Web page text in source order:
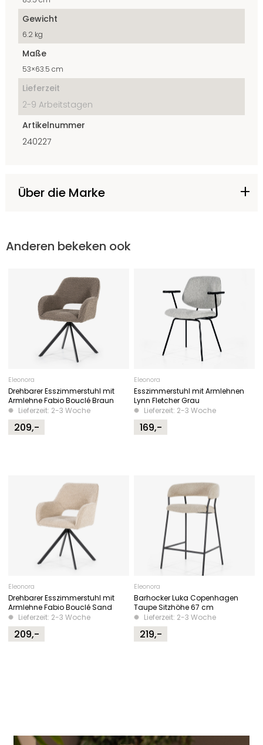
Gewicht
6.2 kg
Maße
53×63.5 cm
Lieferzeit
2-9 Arbeitstagen
Artikelnummer
240227
Über die Marke
Anderen bekeken ook
Eleonora
Drehbarer Esszimmerstuhl mit
Armlehne Fabio Bouclé Braun
Lieferzeit: 2-3 Woche
209,-
Eleonora
Esszimmerstuhl mit Armlehnen
Lynn Fletcher Grau
Lieferzeit: 2-3 Woche
169,-
Eleonora
Drehbarer Esszimmerstuhl mit
Armlehne Fabio Bouclé Sand
Lieferzeit: 2-3 Woche
209,-
Eleonora
Barhocker Luka Copenhagen
Taupe Sitzhöhe 67 cm
Lieferzeit: 2-3 Woche
219,-